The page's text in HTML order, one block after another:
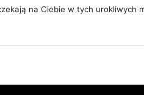
na Ciebie w tych urokliwych